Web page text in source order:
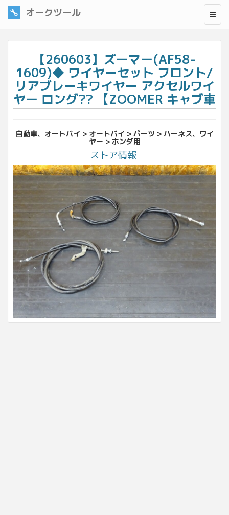
オークツール
【260603】ズーマー(AF58-
1609)◆ ワイヤーセット フロント/
リアブレーキワイヤー アクセルワイ
ヤー ロング?? 【ZOOMER キャブ車
自動車、オートバイ > オートバイ > パーツ > ハーネス、ワイ
ヤー > ホンダ用
ストア情報